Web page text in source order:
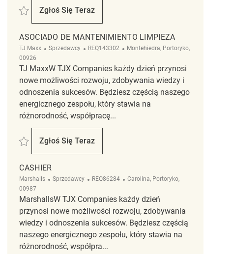
Zapisać Mantenimiento REQ135911
Zgłoś Się Teraz
Mantenimiento
ASOCIADO DE MANTENIMIENTO LIMPIEZA
TJ Maxx Kategoria
Sprzedawcy ReqId
REQ143302 Lokalizacja
Montehiedra, Portoryko,
00926
TJ MaxxW TJX Companies każdy dzień przynosi
nowe możliwości rozwoju, zdobywania wiedzy i
odnoszenia sukcesów. Będziesz częścią naszego
energicznego zespołu, który stawia na
różnorodność, współpracę...
Zapisać Asociado de Mantenimiento Limpieza REQ143302
Zgłoś Się Teraz
Asociado De Mantenimiento Limpieza
CASHIER
Marshalls Kategoria
Sprzedawcy ReqId
REQ86284 Lokalizacja
Carolina, Portoryko,
00987
MarshallsW TJX Companies każdy dzień
przynosi nowe możliwości rozwoju, zdobywania
wiedzy i odnoszenia sukcesów. Będziesz częścią
naszego energicznego zespołu, który stawia na
różnorodność, współpra...